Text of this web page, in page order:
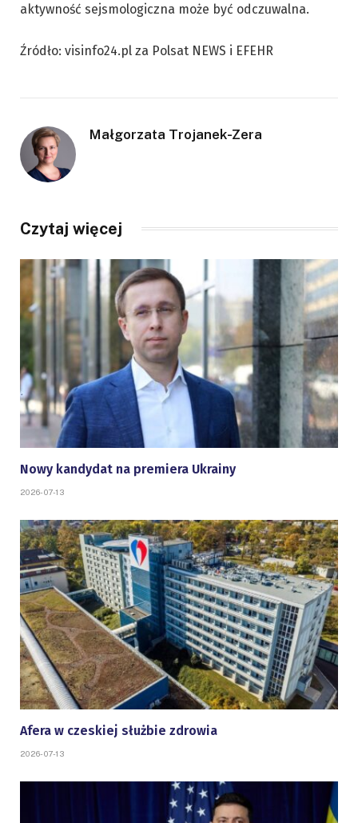
aktywność sejsmologiczna może być odczuwalna.
Źródło: visinfo24.pl za Polsat NEWS i EFEHR
Małgorzata Trojanek-Zera
Czytaj więcej
Nowy kandydat na premiera Ukrainy
2026-07-13
Afera w czeskiej służbie zdrowia
2026-07-13